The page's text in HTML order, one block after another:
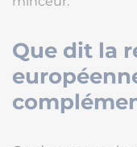
Que dit la